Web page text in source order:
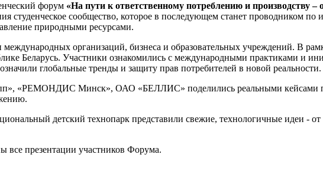
форум «На пути к ответственному потреблению и производству –
студенческое сообщество, которое в последующем станет проводником
природными ресурсами.
международных организаций, бизнеса и образовательных учреждений. В
Беларусь. Участники ознакомились с международными практиками и
глобальные тренды и защиту прав потребителей в новой реальности.
«РЕМОНДИС Минск», ОАО «БЕЛЛИС» поделились реальными кейсами по
детский технопарк представили свежие, технологичные идеи - от
все презентации участников Форума.